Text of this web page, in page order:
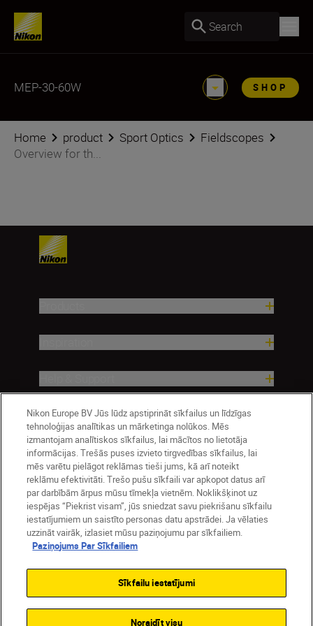
Search
MEP-30-60W SHOP
Home product Sport Optics
Fieldscopes
Overview for th...
Company
Latvija Nikon Sites
Contact Us Privacy Notice
Terms of Use
Cookie Settings
Nikon Europe BV Jūs lūdz apstiprināt sīkfailus un līdzīgas
tehnoloģijas analītikas un mārketinga nolūkos. Mēs
izmantojam analītiskos sīkfailus, lai mācītos no lietotāja
informācijas. Trešās puses izvieto tirgvedības sīkfailus, lai
mēs varētu pielāgot reklāmas tieši jums, kā arī noteikt
reklāmu efektivitāti. Trešo pušu sīkfaili var apkopot datus arī
par darbībām ārpus mūsu tīmekļa vietnēm. Noklikšķinot uz
iespējas “Piekrist visam”, jūs sniedzat savu piekrišanu sīkfailu
iestatījumiem un saistīto personas datu apstrādei. Ja vēlaties
uzzināt vairāk, izlasiet mūsu paziņojumu par sīkfailiem.
Paziņojums Par Sīkfailiem
Sīkfailu iestatījumi
Noraidīt visu